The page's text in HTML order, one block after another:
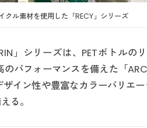
クル素材を使用した「RECY」シリーズ
」シリーズは、PETボトルの
パフォーマンスを備えた「
イン性や豊富なカラーバリエ
る。